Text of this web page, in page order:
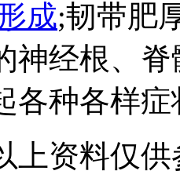
成;韧带肥
神经根、
各种各样
上资料仅